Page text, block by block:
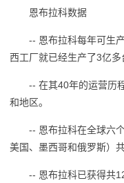
恩布拉科数据
-- 恩布拉科每年可生
西工厂就已经生产了3亿多
-- 在其40年的运营历
和地区。
-- 恩布拉科在全球六
美国、墨西哥和俄罗斯）
-- 恩布拉科已获得共